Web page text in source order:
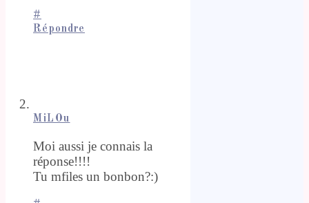
#
Répondre
MiLOu
Moi aussi je connais la
réponse!!!!
Tu mfiles un bonbon?:)